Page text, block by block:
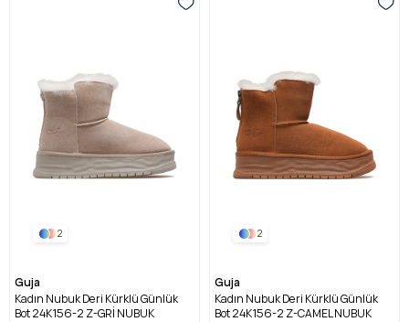
2
Guja
Kadın Nubuk Deri Kürklü Günlük
Bot 24K156-2 Z-GRİ NUBUK
2
Guja
Kadın Nubuk Deri Kürklü Günlük
Bot 24K156-2 Z-CAMEL NUBUK